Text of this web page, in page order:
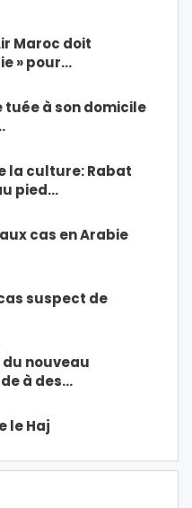
Maroc doit
» pour…
tuée à son domicile
la culture: Rabat
pied…
cas en Arabie
suspect de
nouveau
à des…
le Haj